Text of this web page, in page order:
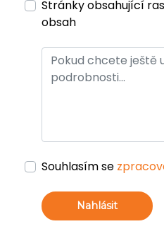
Stránky obsahující
obsah
Souhlasím se
Nahlásit